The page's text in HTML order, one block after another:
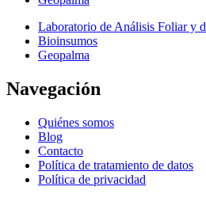
Laboratorio de Análisis Foliar y
Bioinsumos
Geopalma
Navegación
Quiénes somos
Blog
Contacto
Política de tratamiento de datos
Política de privacidad